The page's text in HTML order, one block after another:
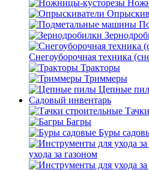
Снегоуборочная техника
Тракторы
Триммеры
Цепные
Садовый инвентарь
Багры
Буры
ухода за газоном